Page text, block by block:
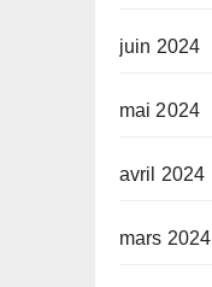
juin 2024
mai 2024
avril 2024
mars 2024